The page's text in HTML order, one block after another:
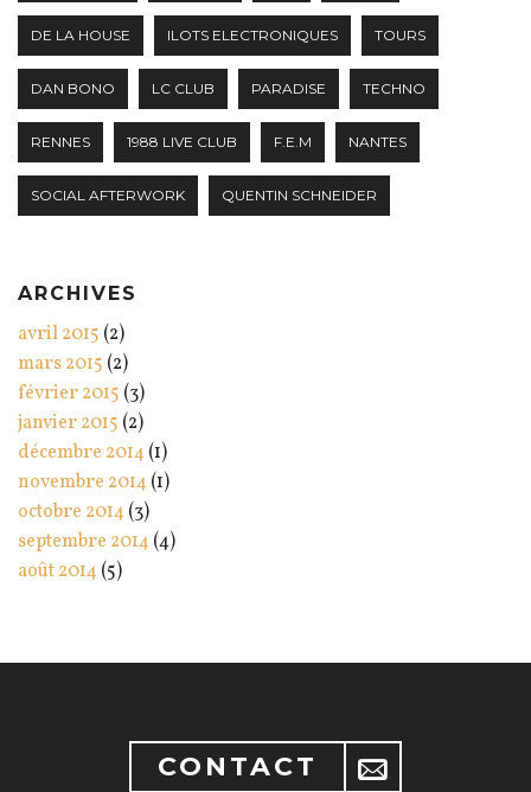
DE LA HOUSE ILOTS ELECTRONIQUES TOURS
DAN BONO LC CLUB PARADISE TECHNO
RENNES 1988 LIVE CLUB F.E.M NANTES
SOCIAL AFTERWORK QUENTIN SCHNEIDER
ARCHIVES
avril 2015 (2)
mars 2015 (2)
février 2015 (3)
janvier 2015 (2)
décembre 2014(1)
novembre 2014(1)
octobre 2014(3)
septembre 2014(4)
août 2014(5)
CONTACT